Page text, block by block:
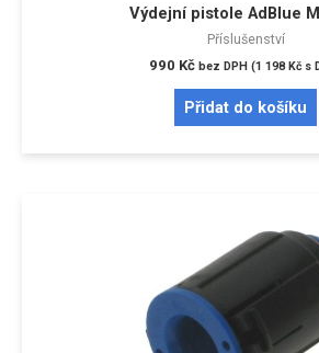
Výdejní pistole AdBlue
Příslušenství
990 Kč bez DPH (1 198 Kčs
Přidat do košíku